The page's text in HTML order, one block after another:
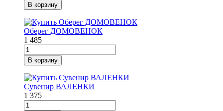
В корзину
Оберег ДОМОВЕНОК
1 485
В корзину
Сувенир ВАЛЕНКИ
1 375